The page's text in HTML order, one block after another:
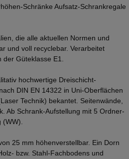
Schränke Aufsatz-Schrankregale
die alle aktuellen Normen und
und voll recyclebar. Verarbeitet
der Güteklasse E1.
hochwertige Dreischicht-
DIN EN 14322 in Uni-Oberflächen
Technik) bekantet. Seitenwände,
Ab Schrank-Aufstellung mit 5 Ordner-
(WW).
25 mm höhenverstellbar. Ein Dorn
bzw. Stahl-Fachbodens und